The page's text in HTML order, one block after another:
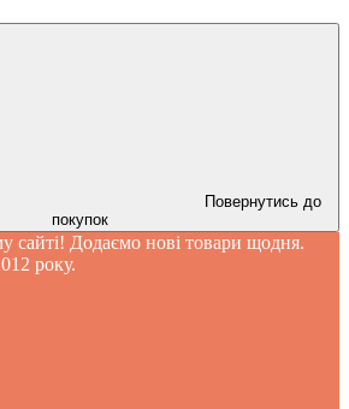
Повернутись до
покупок
сайті! Додаємо нові товари щодня.
року.